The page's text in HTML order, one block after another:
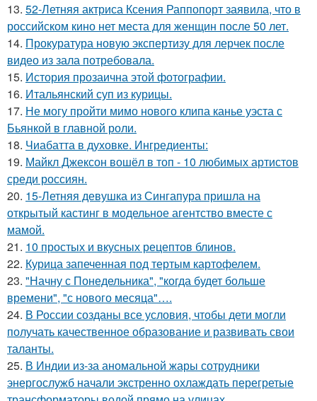
13. 52-Летняя актриса Ксения Раппопорт заявила, что в
российском кино нет места для женщин после 50 лет.
14. Прокуратура новую экспертизу для лерчек после
видео из зала потребовала.
15. История прозаична этой фотографии.
16. Итальянский суп из курицы.
17. Не могу пройти мимо нового клипа канье уэста с
Бьянкой в главной роли.
18. Чиабатта в духовке. Ингредиенты:
19. Майкл Джексон вошёл в топ - 10 любимых артистов
среди россиян.
20. 15-Летняя девушка из Сингапура пришла на
открытый кастинг в модельное агентство вместе с
мамой.
21. 10 простых и вкусных рецептов блинов.
22. Курица запеченная под тертым картофелем.
23. "Начну с Понедельника", "когда будет больше
времени", "с нового месяца"….
24. В России созданы все условия, чтобы дети могли
получать качественное образование и развивать свои
таланты.
25. В Индии из-за аномальной жары сотрудники
энергослужб начали экстренно охлаждать перегретые